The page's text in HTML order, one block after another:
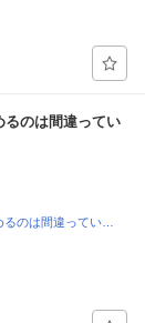
るのは間違ってい
るのは間違ってい…